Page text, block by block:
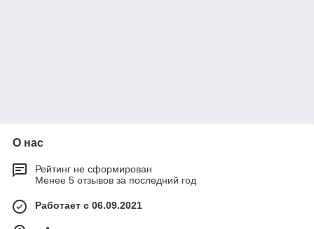
О нас
Рейтинг не сформирован
Менее 5 отзывов за последний год
Работает с 06.09.2021